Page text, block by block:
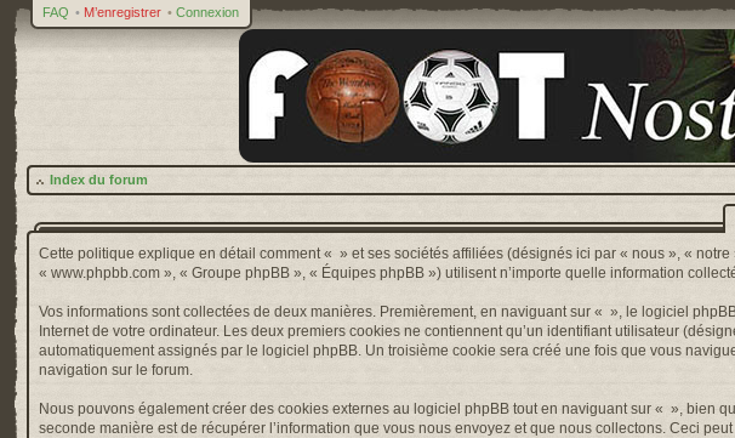
FAQ • M’enregistrer • Connexion
Index du forum
Cette politique explique en détail comment « » et ses sociétés affiliées (désignés ici par « nous », «
« www.phpbb.com », « Groupe phpBB », « Équipes phpBB ») utilisent n’importe quelle information
Vos informations sont collectées de deux manières. Premièrement, en naviguant sur « », le logiciel
Internet de votre ordinateur. Les deux premiers cookies ne contiennent qu’un identifiant utilisateur
automatiquement assignés par le logiciel phpBB. Un troisième cookie sera créé une fois que vous
navigation sur le forum.
Nous pouvons également créer des cookies externes au logiciel phpBB tout en naviguant sur « », bien
seconde manière est de récupérer l’information que vous nous envoyez et que nous collectons. Ceci